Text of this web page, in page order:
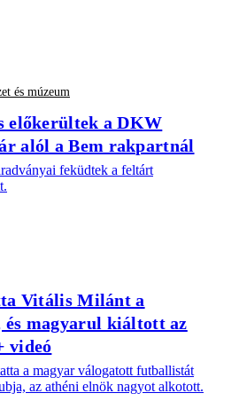
és múzeum
előkerültek a DKW
alól a Bem rakpartnál
feküdtek a feltárt
Vitális Milánt a
és magyarul kiáltott az
videó
a magyar válogatott futballistát
az athéni elnök nagyot alkotott.